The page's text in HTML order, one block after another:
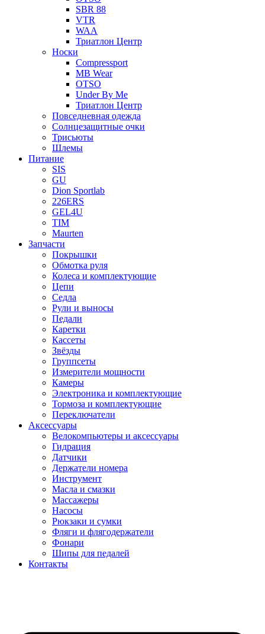
SBR 88
VTR
WAA
Триатлон Центр
Носки
Compressport
MB Wear
OTSO
Under By Me
Триатлон Центр
Повседневная одежда
Солнцезащитные очки
Трисьюты
Шлемы
Питание
SIS
GU
Dion Sportlab
226ERS
GEL4U
TIM
Maurten
Запчасти
Покрышки
Обмотка руля
Колеса и комплектующие
Цепи
Седла
Рули и выносы
Педали
Каретки
Кассеты
Звёзды
Группсеты
Измерители мощности
Камеры
Электроника и комплектующие
Тормоза и комплектующие
Переключатели
Аксессуары
Велокомпьютеры и аксессуары
Гидрация
Датчики
Держатели номера
Инструмент
Масла и смазки
Массажеры
Насосы
Рюкзаки и сумки
Фляги и флягодержатели
Фонари
Шипы для педалей
Контакты